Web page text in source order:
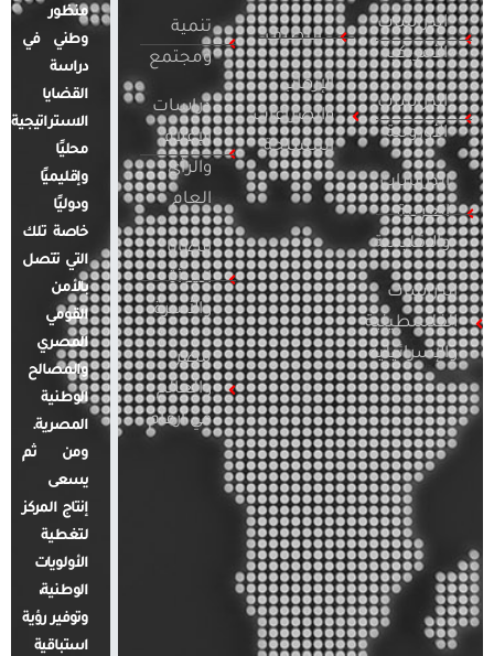
الدراسات
الأمريكية
الدراسات
الأوروبية
الدراسات
العربية
والإقليمية
الدراسات
الفلسطينية
والإسرائيلية
التطرف
الإرهاب
والصراعات
المسلحة
تنمية
ومجتمع
دراسات
الإعلام
والرأي
العام
قضايا
المرأة
والأسرة
مصر
والعالم
في أرقام
منظور
وطني في
دراسة
القضايا
الاستراتيجية
محليًا
وإقليميًا
ودوليًا
خاصة تلك
التي تتصل
بالأمن
القومي
المصري
والمصالح
الوطنية
المصرية.
ومن ثم
يسعى
إنتاج المركز
لتغطية
الأولويات
الوطنية،
وتوفير رؤية
استباقية